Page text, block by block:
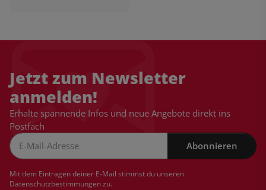
Jetzt zum Newsletter
anmelden!
Erhalte spannende Infos und neue Angebote direkt ins
Postfach
Abonnieren
Mit dem Eintragen deiner E-Mail stimmst du unseren
Datenschutzbestimmungenzu.